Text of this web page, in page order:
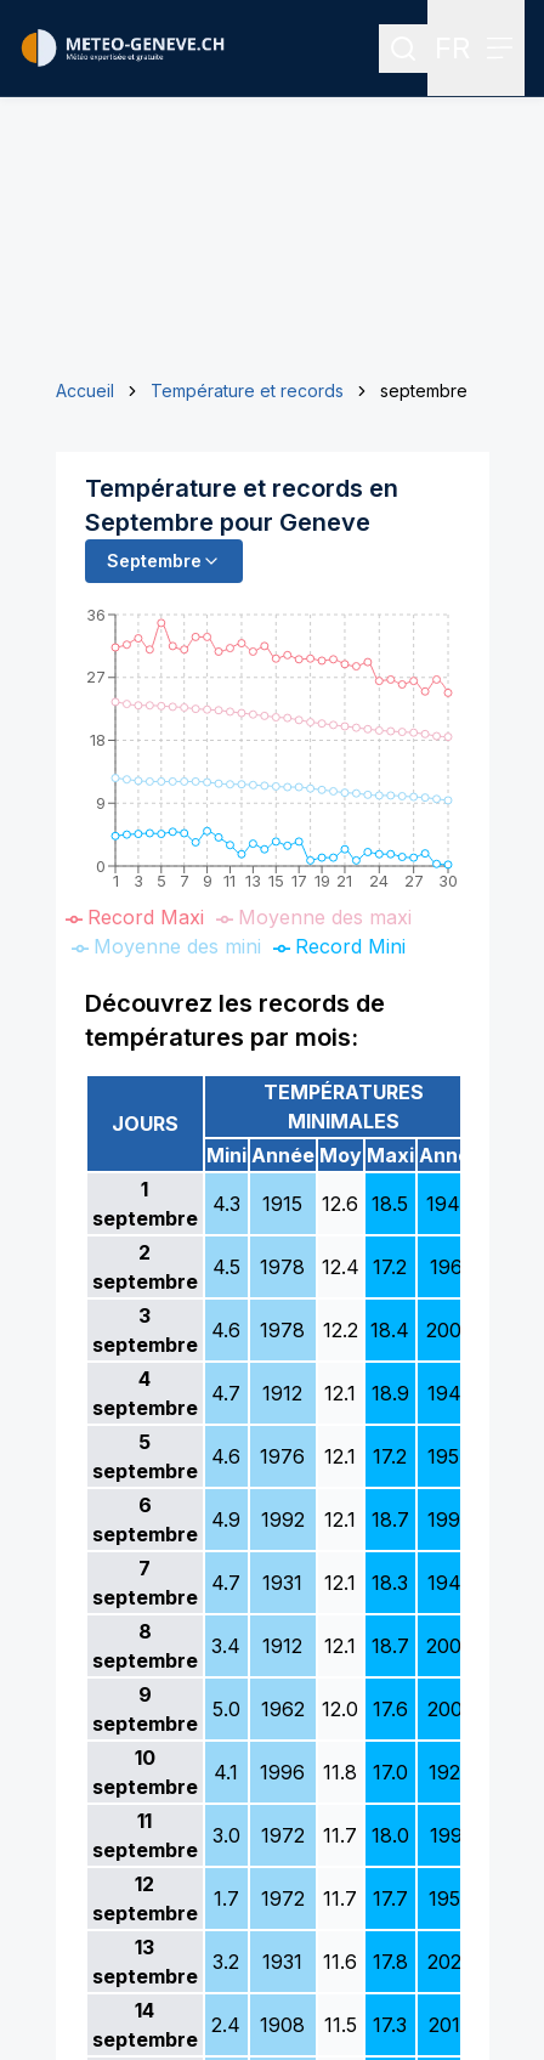
Rechercher
Accueil Température et records septembre
Température et records en
Septembre pour Geneve
Septembre
1 3 5 7 9 11 13 15 17 19 21 24 27 30
0
9
18
27
36
Record Maxi
Moyenne des maxi
Moyenne des mini
Record Mini
Découvrez les records de
températures par mois:
JOURS
TEMPÉRATURES
MINIMALES
Mini Année Moy Maxi Année
1
septembre
4.3 1915 12.6 18.5 1944
2
septembre
4.5 1978 12.4 17.2 1961
3
septembre
4.6 1978 12.2 18.4 2009
4
septembre
4.7 1912 12.1 18.9 1942
5
septembre
4.6 1976 12.1 17.2 1954
6
septembre
4.9 1992 12.1 18.7 1997
7
septembre
4.7 1931 12.1 18.3 1949
8
septembre
3.4 1912 12.1 18.7 2006
9
septembre
5.0 1962 12.0 17.6 2005
10
septembre
4.1 1996 11.8 17.0 1928
11
septembre
3.0 1972 11.7 18.0 1991
12
septembre
1.7 1972 11.7 17.7 1950
13
septembre
3.2 1931 11.6 17.8 2023
14
septembre
2.4 1908 11.5 17.3 2018